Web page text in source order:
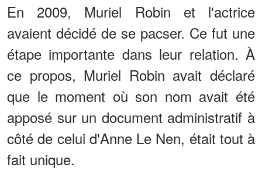
En 2009, Muriel Robin et l'actrice
avaient décidé de se pacser. Ce fut une
étape importante dans leur relation. À
ce propos, Muriel Robin avait déclaré
que le moment où son nom avait été
apposé sur un document administratif à
côté de celui d'Anne Le Nen, était tout à
fait unique.